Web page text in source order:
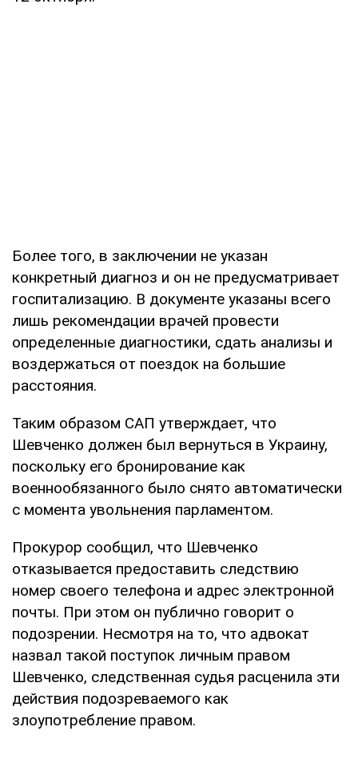
Более того, в заключении не указан
конкретный диагноз и он не предусматривает
госпитализацию. В документе указаны всего
лишь рекомендации врачей провести
определенные диагностики, сдать анализы и
воздержаться от поездок на большие
расстояния.
Таким образом САП утверждает, что
Шевченко должен был вернуться в Украину,
поскольку его бронирование как
военнообязанного было снято автоматически
с момента увольнения парламентом.
Прокурор сообщил, что Шевченко
отказывается предоставить следствию
номер своего телефона и адрес электронной
почты. При этом он публично говорит о
подозрении. Несмотря на то, что адвокат
назвал такой поступок личным правом
Шевченко, следственная судья расценила эти
действия подозреваемого как
злоупотребление правом.